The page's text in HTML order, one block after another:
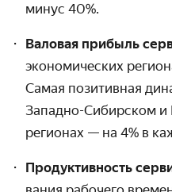
минус 40%.
Валовая прибыль
экономических
Самая позитивная
Западно-Сибирском
регионах — на 4% в
Продуктивность